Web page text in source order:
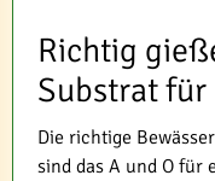
Richtig
Substrat
Die richtige
sind das A und O